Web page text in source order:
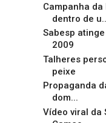
Campanha
dentro de
Sabesp
2009
Talheres
peixe
Propaganda
dom...
Vídeo viral da